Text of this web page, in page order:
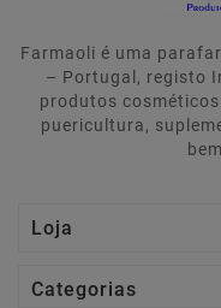
Farmaoli é uma
– Portugal, registo
produtos
puericultura,
Loja
Categorias